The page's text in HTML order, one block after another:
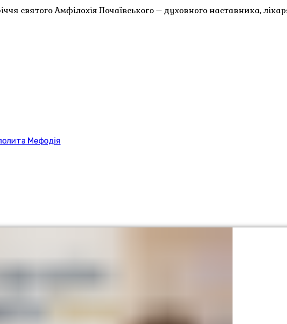
святого Амфілохія Почаївського – духовного наставника,
Мефодія